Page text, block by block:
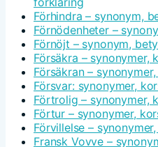
Förhindra – synonym,
Förnödenheter –
Förnöjt – synonym,
Försäkra –
Försäkran –
Försvar: synonymer,
Förtrolig – synonymer,
Förtur – synonymer,
Förvillelse –
Fransk Vovve –